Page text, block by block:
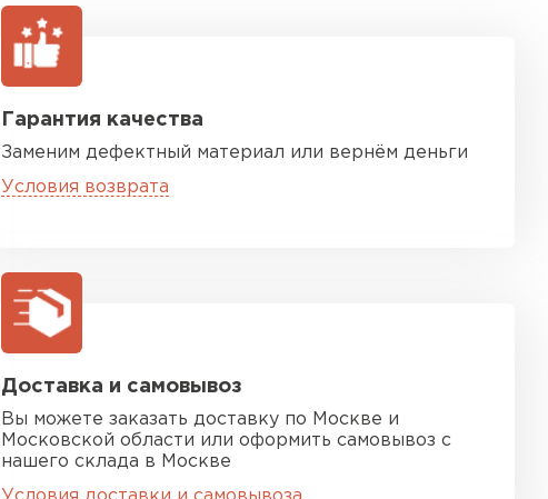
Гарантия качества
Заменим дефектный материал или вернём деньги
Условия возврата
Доставка и самовывоз
Вы можете заказать доставку по Москве и
Московской области или оформить самовывоз с
нашего склада в Москве